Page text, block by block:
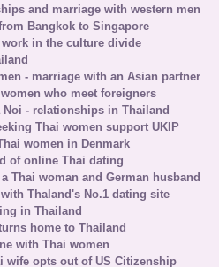
and marriage with western men
Bangkok to Singapore
in the culture divide
- marriage with an Asian partner
who meet foreigners
- relationships in Thailand
Thai women support UKIP
women in Denmark
of online Thai dating
Thai woman and German husband
Thaland's No.1 dating site
in Thailand
home to Thailand
with Thai women
wife opts out of US Citizenship